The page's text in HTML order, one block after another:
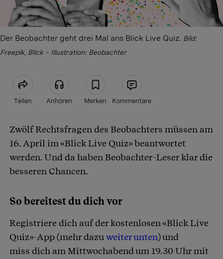
Der Beobachter geht drei Mal ans Blick Live Quiz. Bild:
Freepik, Blick – Illustration: Beobachter
Teilen Anhören Merken Kommentare
Artikel teilen
Zwölf Rechtsfragen des Beobachters müssen am
16. April im «Blick Live Quiz» beantwortet
werden. Und da haben Beobachter-Leser klar die
besseren Chancen.
So bereitest du dich vor
Registriere dich auf der kostenlosen «Blick Live
Quiz»-App (mehr dazuweiter unten) und
miss dich am Mittwochabend um 19.30 Uhr mit